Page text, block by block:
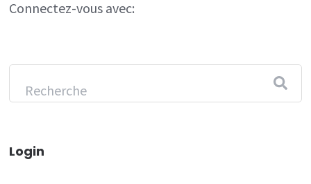
Connectez-vous avec:
Login